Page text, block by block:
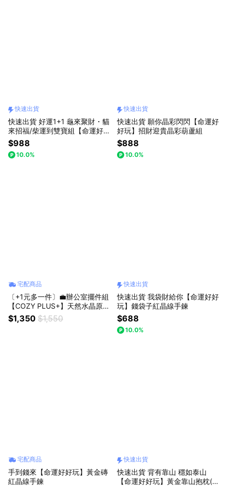
快速出貨
快速出貨 好運1+1 龜來聚財・貓
來招福/柴運到雙寶組【命運好好
玩】金錢龜來聚寶鎮+好運敲敲
來/財氣敲敲來(兩款任選)
$988
10.0%
快速出貨
快速出貨 願你晶彩閃閃【命運好
好玩】招財迎貴晶彩葫蘆組
$888
10.0%
宅配商品
〔+1元多一件〕💼辦公室擺件組
【COZY PLUS+】天然水晶原石
小豆丁擺件擴香石#CP0226 JU
N04 水晶 禮物 生日禮物 交換禮
$1,350 $1,550
快速出貨
快速出貨 我袋財給你【命運好好
玩】錢袋子紅晶線手鍊
$688
10.0%
宅配商品
手到錢來【命運好好玩】黃金磚
紅晶線手鍊
快速出貨
快速出貨 背有靠山 穩如泰山
【命運好好玩】黃金靠山抱枕(可